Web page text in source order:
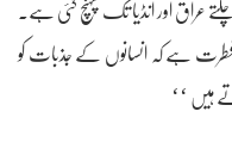
عراق اور انڈیا تک پہنچ گئی ہے۔
فطرت ہے کہ انسانوں کے جذبات کو
ہیں ‘‘